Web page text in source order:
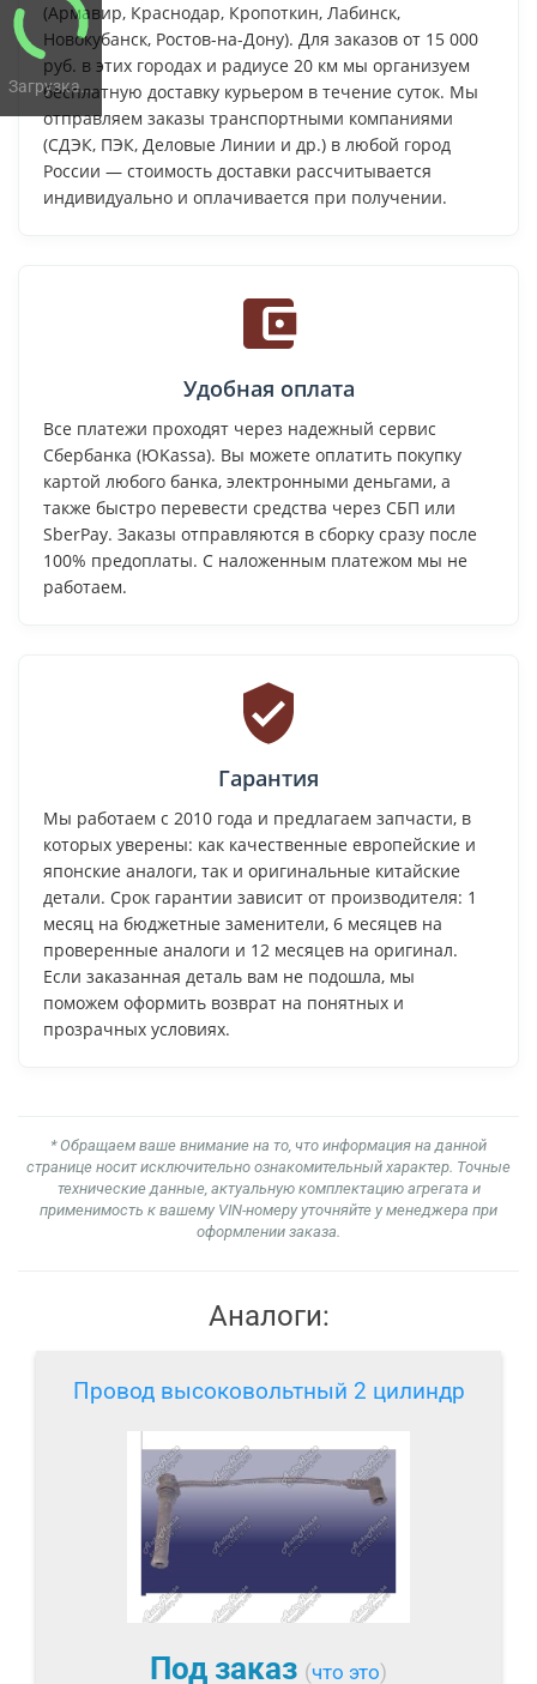
Загрузка...
(Армавир, Краснодар, Кропоткин, Лабинск,
Новокубанск, Ростов-на-Дону). Для заказов от 15 000
руб. в этих городах и радиусе 20 км мы организуем
бесплатную доставку курьером в течение суток. Мы
отправляем заказы транспортными компаниями
(СДЭК, ПЭК, Деловые Линии и др.) в любой город
России — стоимость доставки рассчитывается
индивидуально и оплачивается при получении.
Удобная оплата
Все платежи проходят через надежный сервис
Сбербанка (ЮKassa). Вы можете оплатить покупку
картой любого банка, электронными деньгами, а
также быстро перевести средства через СБП или
SberPay. Заказы отправляются в сборку сразу после
100% предоплаты. С наложенным платежом мы не
работаем.
Гарантия
Мы работаем с 2010 года и предлагаем запчасти, в
которых уверены: как качественные европейские и
японские аналоги, так и оригинальные китайские
детали. Срок гарантии зависит от производителя: 1
месяц на бюджетные заменители, 6 месяцев на
проверенные аналоги и 12 месяцев на оригинал.
Если заказанная деталь вам не подошла, мы
поможем оформить возврат на понятных и
прозрачных условиях.
* Обращаем ваше внимание на то, что информация на данной
странице носит исключительно ознакомительный характер. Точные
технические данные, актуальную комплектацию агрегата и
применимость к вашему VIN-номеру уточняйте у менеджера при
оформлении заказа.
Аналоги:
Провод высоковольтный 2 цилиндр
Под заказ (что это)